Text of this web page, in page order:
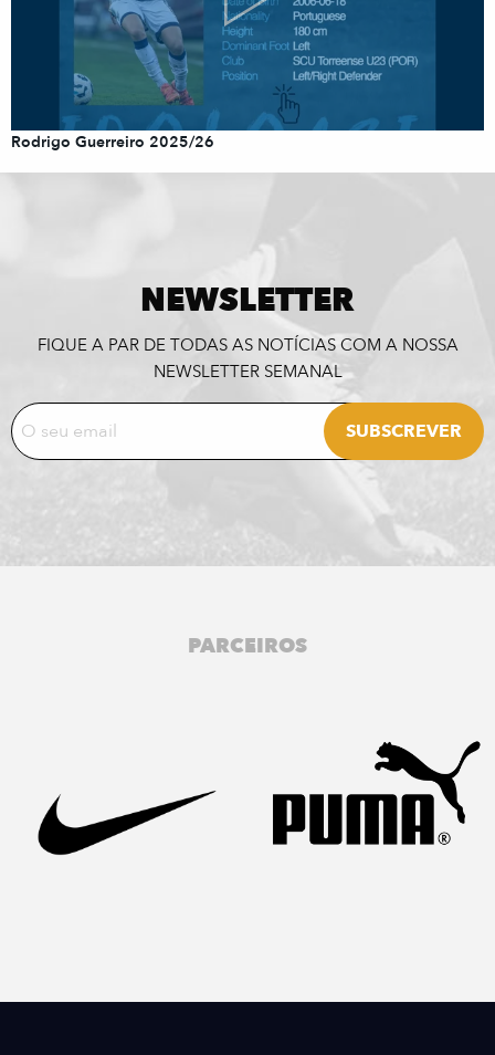
Rodrigo Guerreiro 2025/26
NEWSLETTER
FIQUE A PAR DE TODAS AS NOTÍCIAS COM A NOSSA
NEWSLETTER SEMANAL
PARCEIROS